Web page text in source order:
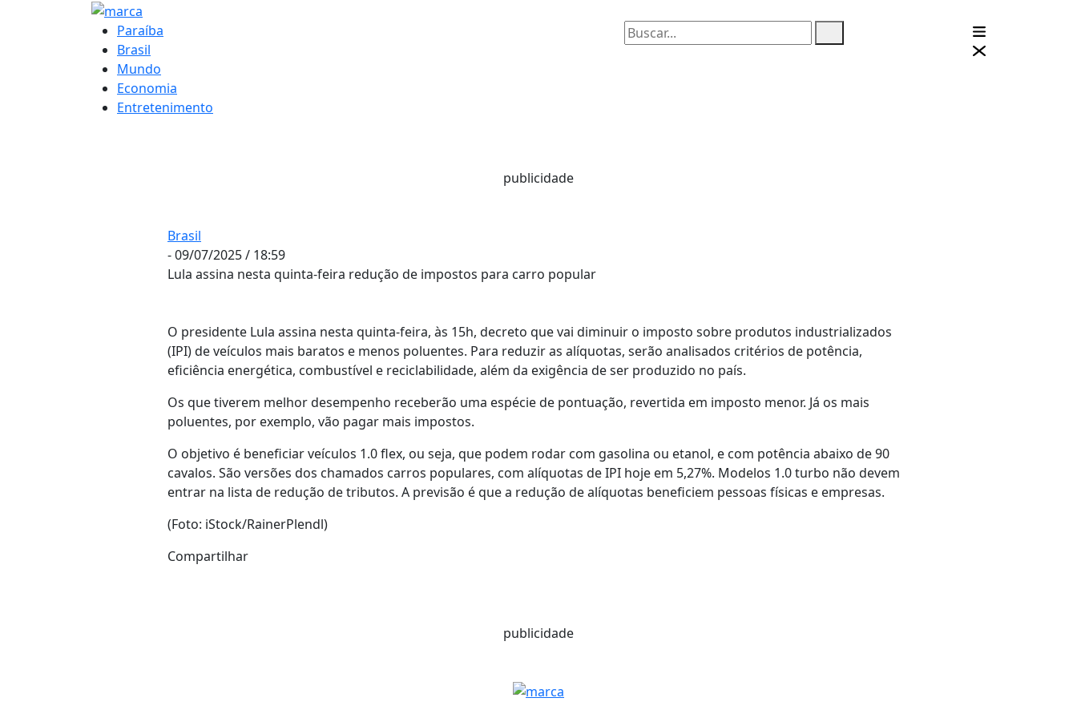
Paraíba
Brasil
Mundo
Economia
Entretenimento
publicidade
Brasil
- 09/07/2025 / 18:59
Lula assina nesta quinta-feira redução de impostos para carro popular
O presidente Lula assina nesta quinta-feira, às 15h, decreto que vai diminuir o imposto sobre produtos industrializados
(IPI) de veículos mais baratos e menos poluentes. Para reduzir as alíquotas, serão analisados critérios de potência,
eficiência energética, combustível e reciclabilidade, além da exigência de ser produzido no país.
Os que tiverem melhor desempenho receberão uma espécie de pontuação, revertida em imposto menor. Já os mais
poluentes, por exemplo, vão pagar mais impostos.
O objetivo é beneficiar veículos 1.0 flex, ou seja, que podem rodar com gasolina ou etanol, e com potência abaixo de 90
cavalos. São versões dos chamados carros populares, com alíquotas de IPI hoje em 5,27%. Modelos 1.0 turbo não devem
entrar na lista de redução de tributos. A previsão é que a redução de alíquotas beneficiem pessoas físicas e empresas.
(Foto: iStock/RainerPlendl)
Compartilhar
publicidade